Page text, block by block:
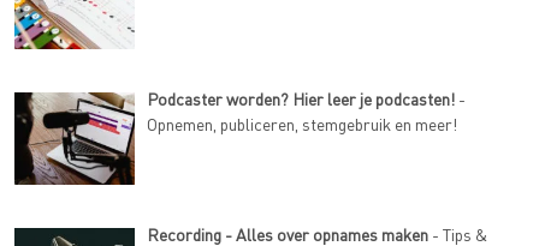
Podcaster worden? Hier leer je podcasten! -
Opnemen, publiceren, stemgebruik en meer!
Recording - Alles over opnames maken - Tips &